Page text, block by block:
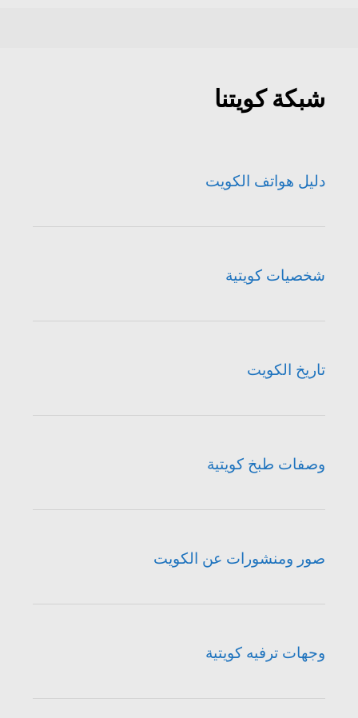
شبكة كويتنا
دليل هواتف الكويت
شخصيات كويتية
تاريخ الكويت
وصفات طبخ كويتية
صور ومنشورات عن الكويت
وجهات ترفيه كويتية